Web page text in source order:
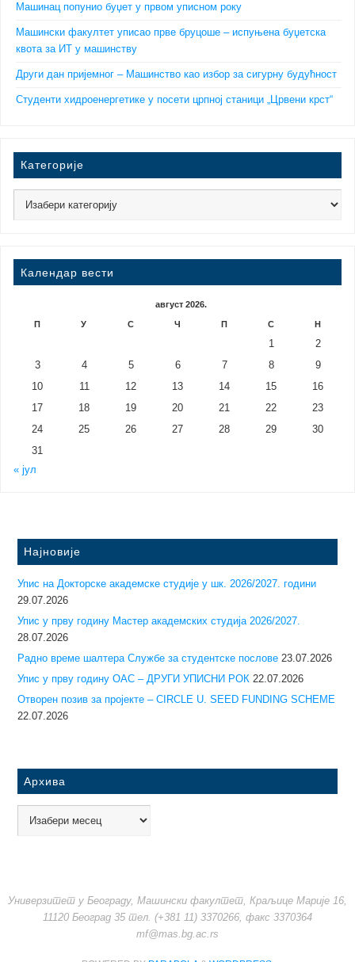
Машинац попунио буџет у првом уписном року
Машински факултет уписао прве бруцоше – испуњена буџетска
квота за ИТ у машинству
Други дан пријемног – Машинство као избор за сигурну будућност
Студенти хидроенергетике у посети црпној станици „Црвени крст“
Категорије
Календар вести
август 2026.
П У С Ч П С Н
1
2
3
4 5 6 7 8
9
10
11 12 13 14 15
16
17
18 19 20 21 22
23
24
25 26 27 28 29
30
31
« јул
Најновије
Упис на Докторске академске студије у шк. 2026/2027. години
29.07.2026
Упис у прву годину Mастер академских студија 2026/2027.
28.07.2026
Радно време шалтера Службе за студентске послове 23.07.2026
Упис у прву годину ОАС – ДРУГИ УПИСНИ РОК 22.07.2026
Отворен позив за пројекте – CIRCLE U. SEED FUNDING SCHEME
22.07.2026
Архива
Универзитет у Београду, Машински факултет, Краљице Марије 16,
11120 Београд 35 тел. (+381 11) 3370266, факс 3370364
mf@mas.bg.ac.rs